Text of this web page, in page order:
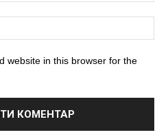
website in this browser for the